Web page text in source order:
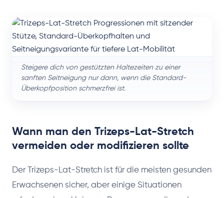
Steigere dich von gestützten Haltezeiten zu einer
sanften Seitneigung nur dann, wenn die Standard-
Überkopfposition schmerzfrei ist.
Wann man den Trizeps-Lat-Stretch
vermeiden oder modifizieren sollte
Der Trizeps-Lat-Stretch ist für die meisten gesunden
Erwachsenen sicher, aber einige Situationen